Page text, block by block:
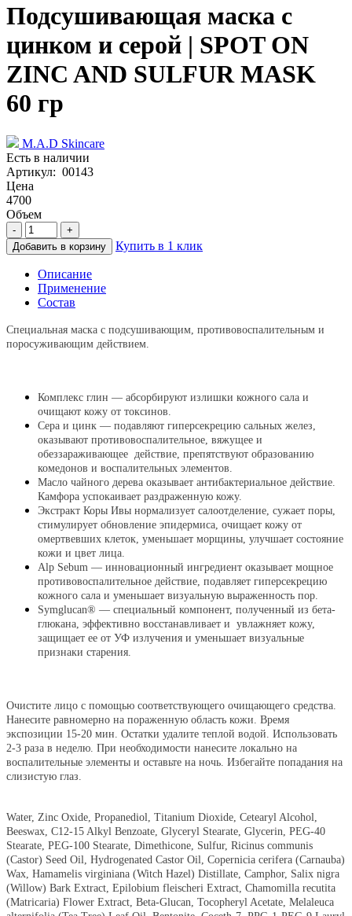
Подсушивающая маска с
цинком и серой | SPOT ON
ZINC AND SULFUR MASK
60 гр
M.A.D Skincare
Есть в наличии
Артикул: 00143
Цена
4700
Объем
-
+
Добавить в корзину
Купить в 1 клик
Описание
Применение
Состав
Специальная маска с подсушивающим, противовоспалительным и
поросуживающим действием.
Комплекс глин — абсорбируют излишки кожного сала и
очищают кожу от токсинов.
Сера и цинк — подавляют гиперсекрецию сальных желез,
оказывают противовоспалительное, вяжущее и
обеззараживающее действие, препятствуют образованию
комедонов и воспалительных элементов.
Масло чайного дерева оказывает антибактериальное действие.
Камфора успокаивает раздраженную кожу.
Экстракт Коры Ивы нормализует салоотделение, сужает поры,
стимулирует обновление эпидермиса, очищает кожу от
омертвевших клеток, уменьшает морщины, улучшает состояние
кожи и цвет лица.
Alp Sebum — инновационный ингредиент оказывает мощное
противовоспалительное действие, подавляет гиперсекрецию
кожного сала и уменьшает визуальную выраженность пор.
Symglucan® — специальный компонент, полученный из бета-
глюкана, эффективно восстанавливает и увлажняет кожу,
защищает ее от УФ излучения и уменьшает визуальные
признаки старения.
Очистите лицо с помощью соответствующего очищающего средства.
Нанесите равномерно на пораженную область кожи. Время
экспозиции 15-20 мин. Остатки удалите теплой водой. Использовать
2-3 раза в неделю. При необходимости нанесите локально на
воспалительные элементы и оставьте на ночь. Избегайте попадания на
слизистую глаз.
Water, Zinc Oxide, Propanediol, Titanium Dioxide, Cetearyl Alcohol,
Beeswax, C12-15 Alkyl Benzoate, Glyceryl Stearate, Glycerin, PEG-40
Stearate, PEG-100 Stearate, Dimethicone, Sulfur, Ricinus communis
(Castor) Seed Oil, Hydrogenated Castor Oil, Copernicia cerifera (Carnauba)
Wax, Hamamelis virginiana (Witch Hazel) Distillate, Camphor, Salix nigra
(Willow) Bark Extract, Epilobium fleischeri Extract, Chamomilla recutita
(Matricaria) Flower Extract, Beta-Glucan, Tocopheryl Acetate, Melaleuca